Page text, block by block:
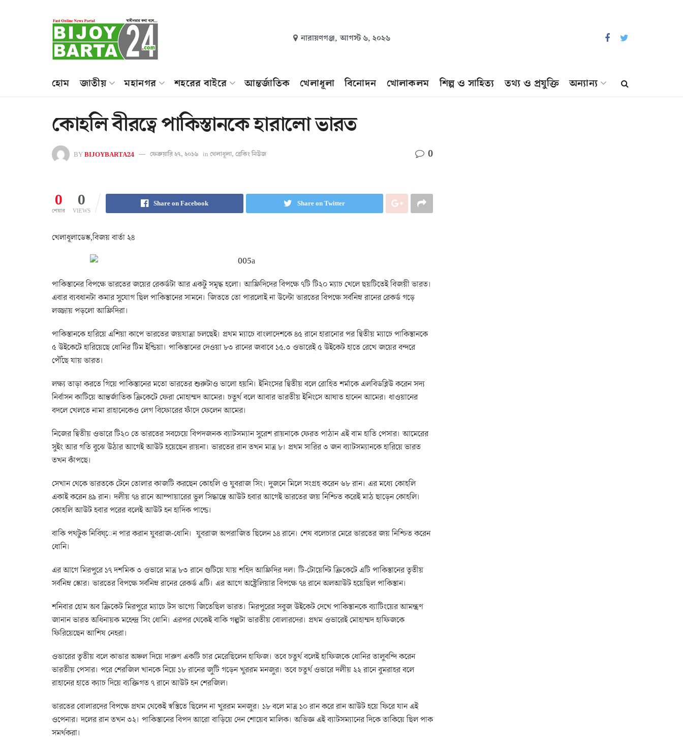
নারায়ণগঞ্জ, আগস্ট ৬, ২০২৬
হোম জাতীয় মহানগর শহরের বাইরে আন্তর্জাতিক খেলাধূলা বিনোদন খোলাকলম শিল্প ও সাহিত্য তথ্য ও প্রযুক্তি অন্যান্য
কোহলি বীরত্বে পাকিস্তানকে হারালো ভারত
BYBIJOYBARTA24 ফেব্রুয়ারি ২৭, ২০১৬ in খেলাধূলা, ব্রেকিং নিউজ 0
0
শেয়ার
0
VIEWS
Share on Facebook Share on Twitter
খেলাধূলাডেস্ক,বিজয় বার্তা ২৪
পাকিস্তানের বিপক্ষে ভারতের জয়ের রেকর্ডটা আর একটু সমৃদ্ধ হলো। আফ্রিদিদের বিপক্ষে ৭টি টি২০ ম্যাচ খেলে ছয়টিতেই বিজয়ী ভারত।
এবার ব্যবধানটা কমার সুযোগ ছিল পাকিস্তানের সামনে। জিততে তো পারলোই না উল্টো ভারতের বিপক্ষে সর্বনিম্ন রানের রেকর্ড গড়ে
লজ্জায় পড়লো আফ্রিদিরা।
পাকিস্তানকে হারিয়ে এশিয়া কাপে ভারতের জয়যাত্রা চলছেই। প্রথম ম্যাচে বাংলাদেশকে ৪৫ রানে হারানোর পর দ্বিতীয় ম্যাচে পাকিস্তানকে
৫ উইকেটে হারিয়েছে ধোনির টিম ইন্ডিয়া। পাকিস্তানের দেওয়া ৮৩ রানের জবাবে ১৫.৩ ওভারেই ৫ উইকেট হাতে রেখে জয়ের বন্দরে
পৌঁছে যায় ভারত।
লক্ষ্য তাড়া করতে গিয়ে পাকিস্তানের মতো ভারতের শুরুটাও ভালো হয়নি। ইনিংসের দ্বিতীয় বলে রোহিত শর্মাকে এলবিডব্লিউ করেন সদ্য
নির্বাসন কাটিয়ে আন্তর্জাতিক ক্রিকেটে ফেরা মোহাম্মদ আমের। চতুর্থ বলে আবার ভারতীয় ইনিংসে আঘাত হানেন আমের। ধাওয়ানের
বদলে খেলতে নামা রাহানেকেও লেগ বিফোরের ফাঁদে ফেলেন আমের।
নিজের দ্বিতীয় ওভারে টি২০ তে ভারতের সবচেয়ে বিপদজনক ব্যাটসম্যান সুরেশ রায়নাকে ফেরত পাঠান এই বাম হাতি পেসার। আমেরের
সুইং আর গতি বুঝে উঠার আগেই আউট হয়েছেন রায়না। ভারতের রান তখন মাত্র ৮। প্রথম সারির ৩ জন ব্যাটসম্যানকে হারিয়ে ভারত
তখন কাঁপছে।
সেখান থেকে ভারতকে টেনে তোলার কাজটি করছেন কোহলি ও যুবরাজ সিং। দুজনে মিলে সংগ্রহ করেন ৬৮ রান। এর মধ্যে কোহলি
একাই করেন ৪৯ রান। দলীয় ৭৪ রানে আম্পায়ারের ভুল সিদ্ধান্তে আউট হবার আগেই ভারতের জয় নিশ্চিত করেই মাঠ ছাড়েন কোহলি।
কোহলি আউট হবার পরের বলেই আউট হন হার্দিক পান্ডে।
বাকি পথটুক নির্বিঘ্‌েন পার করান যুবরাজ-ধোনি। যুবরাজ অপরাজিত ছিলেন ১৪ রানে। শেষ বলেচার মেরে ভারতের জয় নিশ্চিত করেন
ধোনি।
এর আগে মিরপুরে ১৭ দশমিক ৩ ওভারে মাত্র ৮৩ রানে গুটিয়ে যায় শহিদ আফ্রিদির দল। টি-টোয়েন্টি ক্রিকেটে এটি পাকিস্তানের তৃতীয়
সর্বনিম্ন স্কোর। ভারতের বিপক্ষে সর্বনিম্ন রানের রেকর্ড এটি। এর আগে অষ্ট্রেলিয়ার বিপক্ষে ৭৪ রানে অলআউট হয়েছিল পাকিস্তান।
শনিবার হোম অব ক্রিকেট মিরপুরে ম্যাচে টস ভাগ্যে জিতেছিল ভারত। মিরপুরের সবুজ উইকেট দেখে পাকিস্তানকে ব্যাটিংয়ের আমন্ত্রণ
জানান ভারত অধিনায়ক মহেন্দ্র সিং ধোনি। এরপর থেকেই বাকি গল্পটা ভারতীয় বোলারদের। প্রথম ওভারেই মোহাম্মদ হাফিজকে
ফিরিয়েছেন আশিষ নেহরা।
ওভারের তৃতীয় বলে কাভার অঞ্চল দিয়ে দারুণ একটি চার মেরেছিলেন হাফিজ। তবে চতুর্থ বলেই হাফিজকে ধোনির তালুবন্দি করেন
ভারতীয় পেসার। পরে শেরজিল খানকে নিয়ে ১৮ রানের জুটি গড়েন খুররম মনজুর। তবে চতুর্থ ওভারে দলীয় ২২ রানে বুমরাহর বলে
রাহানের হাতে ক্যাচ দিয়ে ব্যক্তিগত ৭ রানে আউট হন শেরজিল।
ভারতের বোলারদের বিপক্ষে প্রথম থেকেই স্বস্তিতে ছিলেন না খুররম মনজুর। ১৮ বলে মাত্র ১০ রান করে রান আউট হয়ে ফিরে যান এই
ওপেনার। দলের রান তখন ৩২। পাকিস্তানের বিপদ আরো বাড়িয়ে দেন শোয়েব মালিক। অভিজ্ঞ এই ব্যাটসম্যানের দিকে তাকিয়ে ছিল পাক
সমর্থকরা।